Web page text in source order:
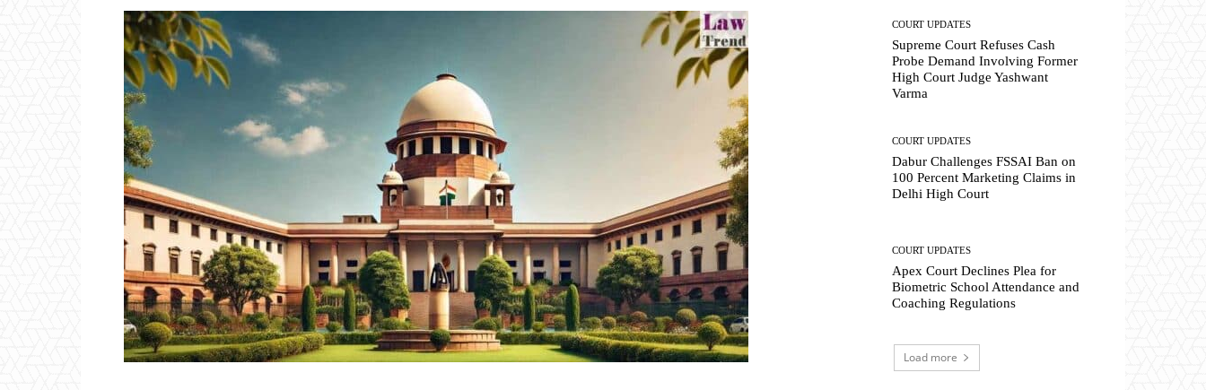
COURT UPDATES
Supreme Court Refuses Cash
Probe Demand Involving Former
High Court Judge Yashwant
Varma
COURT UPDATES
Dabur Challenges FSSAI Ban on
100 Percent Marketing Claims in
Delhi High Court
COURT UPDATES
Apex Court Declines Plea for
Biometric School Attendance and
Coaching Regulations
Load more